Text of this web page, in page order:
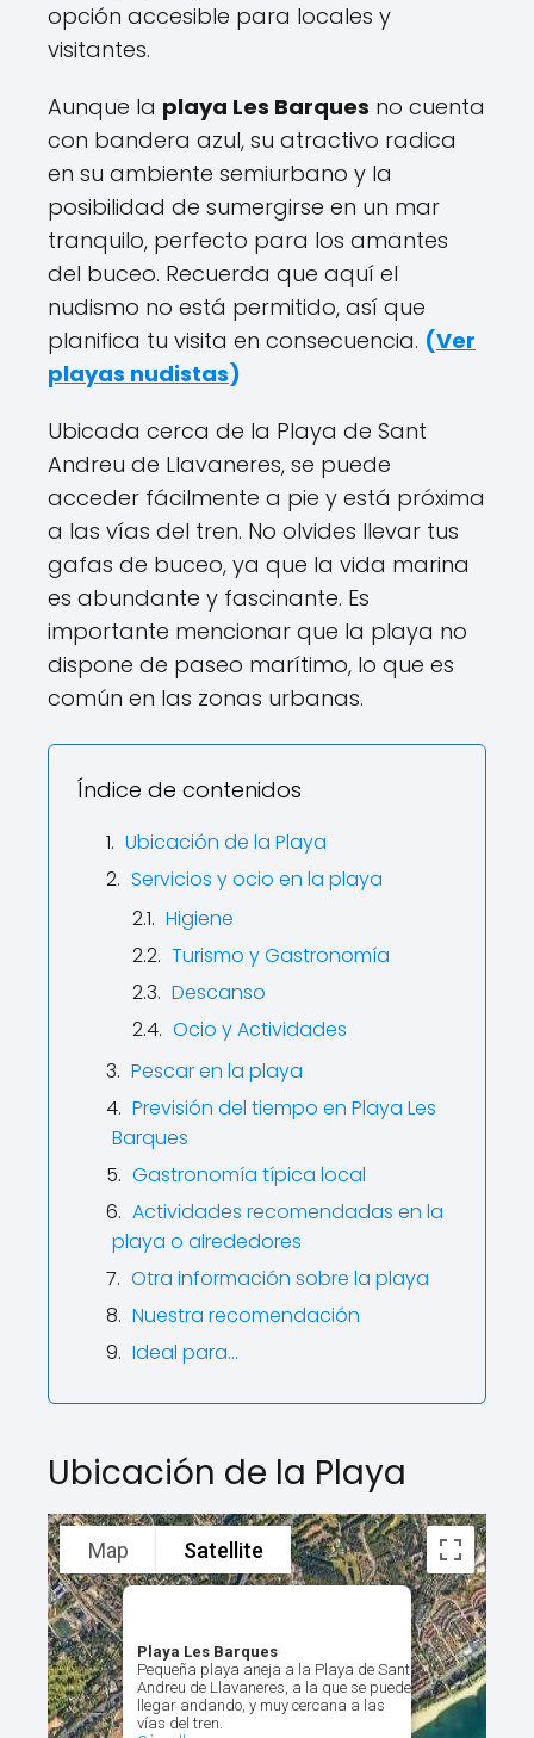
opción accesible para locales y
visitantes.
Aunque la playa Les Barques no cuenta
con bandera azul, su atractivo radica
en su ambiente semiurbano y la
posibilidad de sumergirse en un mar
tranquilo, perfecto para los amantes
del buceo. Recuerda que aquí el
nudismo no está permitido, así que
planifica tu visita en consecuencia. (Ver
playas nudistas)
Ubicada cerca de la Playa de Sant
Andreu de Llavaneres, se puede
acceder fácilmente a pie y está próxima
a las vías del tren. No olvides llevar tus
gafas de buceo, ya que la vida marina
es abundante y fascinante. Es
importante mencionar que la playa no
dispone de paseo marítimo, lo que es
común en las zonas urbanas.
Índice de contenidos
Ubicación de la Playa
Servicios y ocio en la playa
Higiene
Turismo y Gastronomía
Descanso
Ocio y Actividades
Pescar en la playa
Previsión del tiempo en Playa Les
Barques
Gastronomía típica local
Actividades recomendadas en la
playa o alrededores
Otra información sobre la playa
Nuestra recomendación
Ideal para…
Ubicación de la Playa
Playa Les Barques
Pequeña playa aneja a la Playa de Sant
Andreu de Llavaneres, a la que se puede
llegar andando, y muy cercana a las
vías del tren.
Map Satellite